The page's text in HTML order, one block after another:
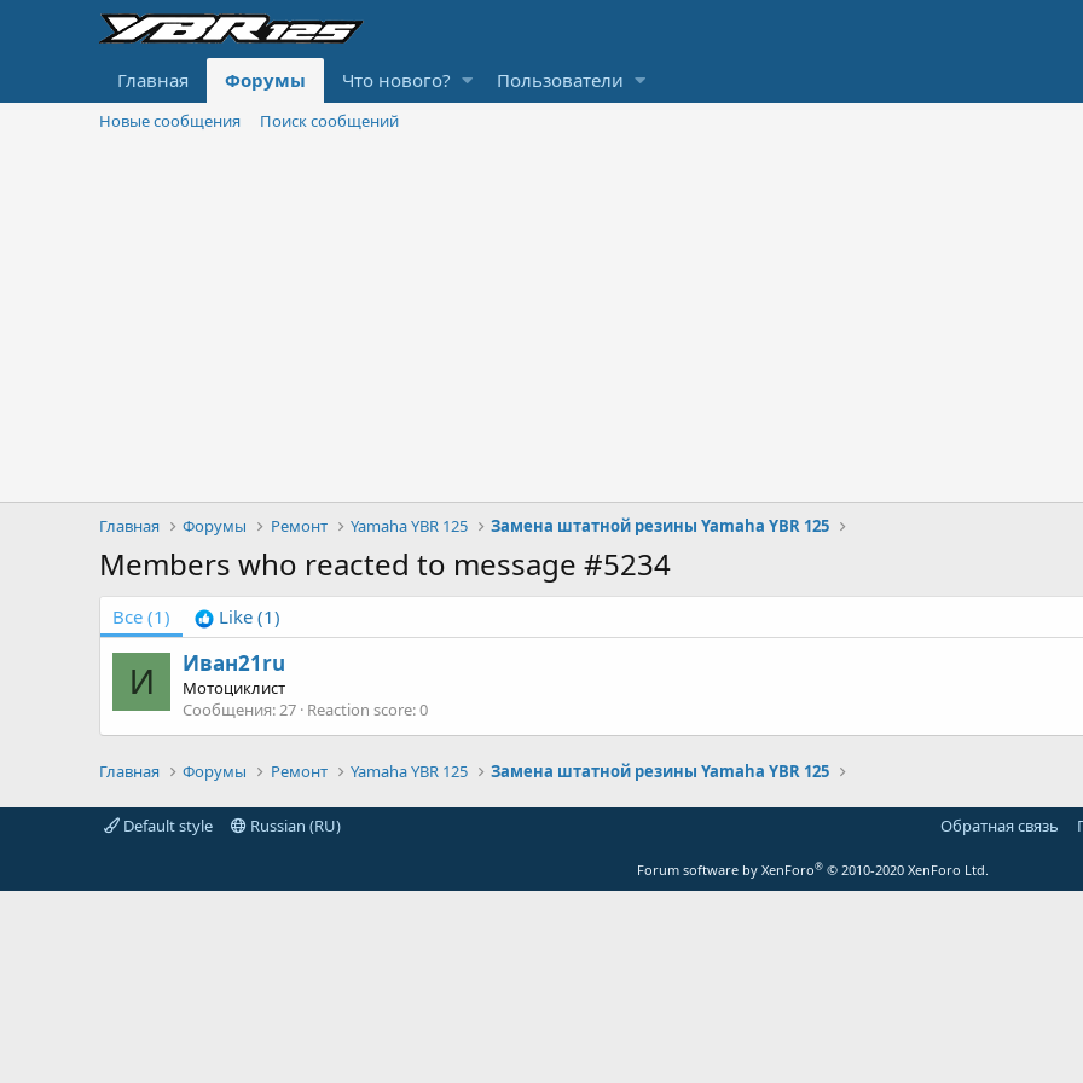
Главная Форумы Что нового? Пользователи
Новые сообщения Поиск сообщений
Главная Форумы Ремонт Yamaha YBR 125 Замена штатной резины Yamaha YBR 125
Members who reacted to message #5234
Все (1) Like (1)
И Иван21ru
Мотоциклист
Сообщения 27 Reaction score 0
Главная Форумы Ремонт Yamaha YBR 125 Замена штатной резины Yamaha YBR 125
Default style Russian (RU) Обратная связь
Forum software by XenForo® © 2010-2020 XenForo Ltd.